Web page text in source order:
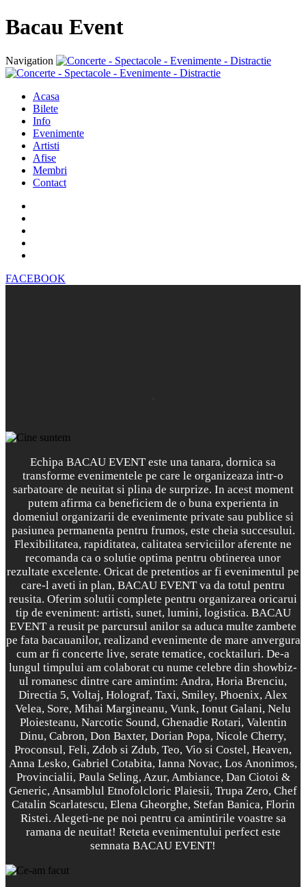
Bacau Event
Navigation
Acasa
Bilete
Info
Evenimente
Artisti
Afise
Membri
Contact
FACEBOOK
Echipa BACAU EVENT este una tanara, dornica sa
transforme evenimentele pe care le organizeaza intr-o
sarbatoare de neuitat si plina de surprize. In acest moment
putem afirma ca beneficiem de o buna experienta in
domeniul organizarii de evenimente private sau publice si
pasiunea permanenta pentru frumos, este cheia succesului.
Flexibilitatea, rapiditatea, calitatea serviciilor aferente ne
recomanda ca o solutie optima pentru obtinerea unor
rezultate excelente. Oricat de pretentios ar fi evenimentul pe
care-l aveti in plan, BACAU EVENT va da totul pentru
reusita. Oferim solutii complete pentru organizarea oricarui
tip de eveniment: artisti, sunet, lumini, logistica. BACAU
EVENT a reusit pe parcursul anilor sa aduca multe zambete
pe fata bacauanilor, realizand evenimente de mare anvergura
cum ar fi concerte live, serate tematice, cocktailuri. De-a
lungul timpului am colaborat cu nume celebre din showbiz-
ul romanesc dintre care amintim: Andra, Horia Brenciu,
Directia 5, Voltaj, Holograf, Taxi, Smiley, Phoenix, Alex
Velea, Sore, Mihai Margineanu, Vunk, Ionut Galani, Nelu
Ploiesteanu, Narcotic Sound, Ghenadie Rotari, Valentin
Dinu, Cabron, Don Baxter, Dorian Popa, Nicole Cherry,
Proconsul, Feli, Zdob si Zdub, Teo, Vio si Costel, Heaven,
Anna Lesko, Gabriel Cotabita, Ianna Novac, Los Anonimos,
Provincialii, Paula Seling, Azur, Ambiance, Dan Ciotoi &
Generic, Ansamblul Etnofolcloric Plaiesii, Trupa Zero, Chef
Catalin Scarlatescu, Elena Gheorghe, Stefan Banica, Florin
Ristei. Alegeti-ne pe noi pentru ca amintirile voastre sa
ramana de neuitat! Reteta evenimentului perfect este
semnata BACAU EVENT!